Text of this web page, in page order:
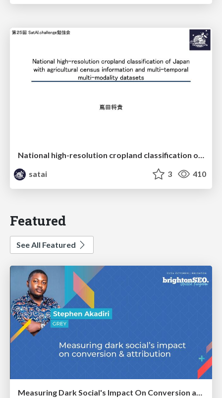
satai
3 410
Featured
See All Featured
Measuring Dark Social's Impact On Conversion and Attribution